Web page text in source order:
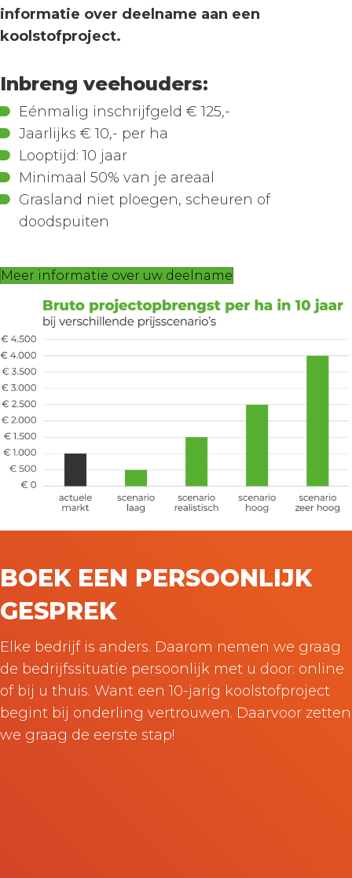
informatie over deelname aan een
koolstofproject.
Inbreng veehouders:
Eénmalig inschrijfgeld € 125,-
Jaarlijks € 10,- per ha
Looptijd: 10 jaar
Minimaal 50% van je areaal
Grasland niet ploegen, scheuren of
doodspuiten
Meer informatie over uw deelname
BOEK EEN PERSOONLIJK
GESPREK
Elke bedrijf is anders. Daarom nemen we graag
de bedrijfssituatie persoonlijk met u door: online
of bij u thuis. Want een 10-jarig koolstofproject
begint bij onderling vertrouwen. Daarvoor zetten
we graag de eerste stap!